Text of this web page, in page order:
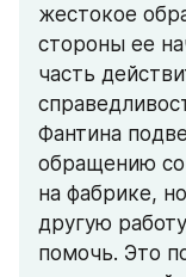
жестокое
стороны ее
часть
Фантина
обращению со
на фабрике,
другую
помочь. Это